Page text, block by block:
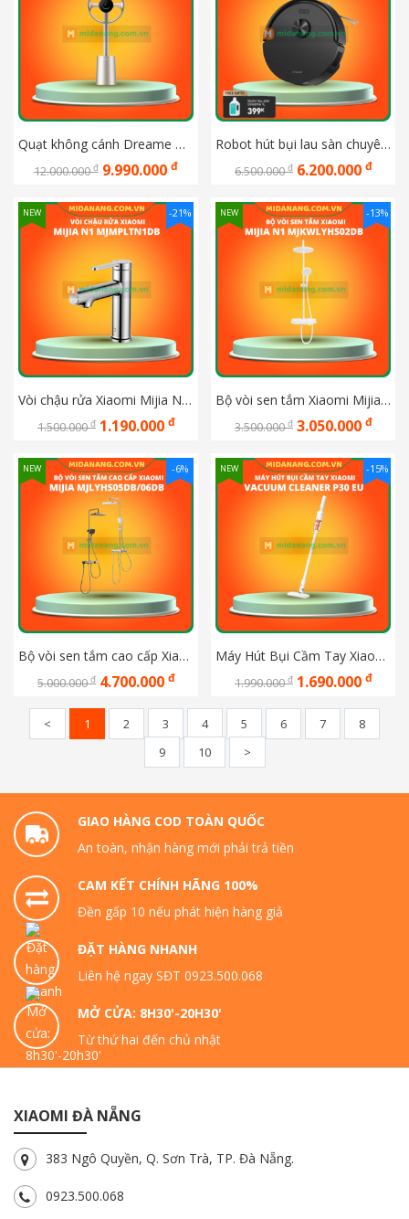
Quạt không cánh Dreame MF10
12.000.000đ 9.990.000 đ
Robot hút bụi lau sàn chuyên dụng Dreame F20
6.500.000đ 6.200.000 đ
Vòi chậu rửa Xiaomi Mijia N1 MJMPLTN1DB
1.500.000đ 1.190.000 đ
-21%
NEW
Bộ vòi sen tắm Xiaomi Mijia N1 MJKWLYHS02DB
3.500.000đ 3.050.000 đ
-13%
NEW
Bộ vòi sen tắm cao cấp Xiaomi Mijia MJLYHS05DB new model 2026
5.000.000đ 4.700.000 đ
-6%
NEW
Máy Hút Bụi Cầm Tay Xiaomi Vacuum Cleaner P30 EU (BHR08JYGL)
1.990.000đ 1.690.000 đ
-15%
NEW
< 1 2 3 4 5 6 7
8
9
10 >
GIAO HÀNG COD TOÀN QUỐC
An toàn, nhận hàng mới phải trả tiền
CAM KẾT CHÍNH HÃNG 100%
Đền gấp 10 nếu phát hiện hàng giả
ĐẶT HÀNG NHANH
Liên hệ ngay SĐT 0923.500.068
MỞ CỬA: 8H30'-20H30'
Từ thứ hai đến chủ nhật
XIAOMI ĐÀ NẴNG
383 Ngô Quyền, Q. Sơn Trà, TP. Đà Nẵng.
0923.500.068